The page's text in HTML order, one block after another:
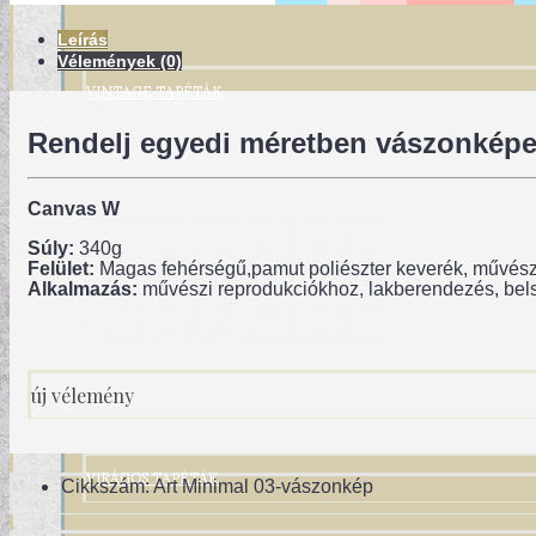
VINTAGE TAPÉTÁK
VIRÁGOS TAPÉTÁK
Leírás
Vélemények (0)
Rendelj egyedi méretben
Canvas W
Súly: 340g
Felület: Magas fehérségű,pamut poliészter keverék,
Alkalmazás: művészi reprodukciókhoz, lakberendezés,
új vélemény
Cikkszám:Art Minimal 03-vászonkép